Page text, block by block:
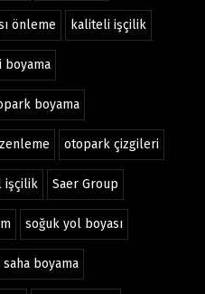
önleme kaliteli işçilik
boyama
boyama
otopark çizgileri
işçilik Saer Group
soğuk yol boyası
boyama